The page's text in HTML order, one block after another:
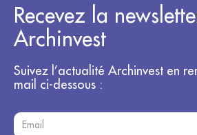
Recevez la
Archinvest
Suivez l’actualité Archinvest en
mail ci-dessous :